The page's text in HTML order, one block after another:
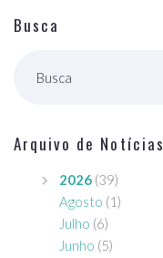
Busca
Busca
Arquivo de Notícias
2026 (39)
Agosto (1)
Julho (6)
Junho (5)